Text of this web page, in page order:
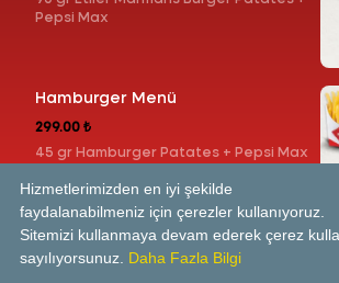
Pepsi Max
Hamburger Menü
299.00 ₺
45 gr Hamburger Patates + Pepsi Max
Tavuk Burger Menü
Hizmetlerimizden en iyi şekilde
faydalanabilmeniz için çerezler kullanıyoruz.
Sitemizi kullanmaya devam ederek çerez
sayılıyorsunuz. Daha Fazla Bilgi